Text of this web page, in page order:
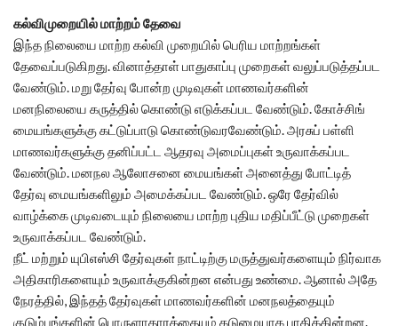
கல்விமுறையில் மாற்றம் தேவை
இந்த நிலையை மாற்ற கல்வி முறையில் பெரிய மாற்றங்கள்
தேவைப்படுகிறது. வினாத்தாள் பாதுகாப்பு முறைகள் வலுப்படுத்தப்பட
வேண்டும். மறு தேர்வு போன்ற முடிவுகள் மாணவர்களின்
மனநிலையை கருத்தில் கொண்டு எடுக்கப்பட வேண்டும். கோச்சிங்
மையங்களுக்கு கட்டுப்பாடு கொண்டுவரவேண்டும். அரசுப் பள்ளி
மாணவர்களுக்கு தனிப்பட்ட ஆதரவு அமைப்புகள் உருவாக்கப்பட
வேண்டும். மனநல ஆலோசனை மையங்கள் அனைத்து போட்டித்
தேர்வு மையங்களிலும் அமைக்கப்பட வேண்டும். ஒரே தேர்வில்
வாழ்க்கை முடிவடையும் நிலையை மாற்ற புதிய மதிப்பீட்டு முறைகள்
உருவாக்கப்பட வேண்டும்.
நீட் மற்றும் யுபிஎஸ்சி தேர்வுகள் நாட்டிற்கு மருத்துவர்களையும் நிர்வாக
அதிகாரிகளையும் உருவாக்குகின்றன என்பது உண்மை. ஆனால் அதே
நேரத்தில், இந்தத் தேர்வுகள் மாணவர்களின் மனநலத்தையும்
குடும்பங்களின் பொருளாதாரத்தையும் கடுமையாக பாதிக்கின்றன.